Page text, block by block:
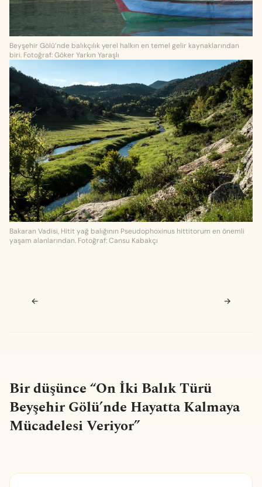
Beyşehir Gölü’nde balıkçılık yerel halkın en temel gelir kaynaklarından
biri. Fotoğraf: Göker Yarkın Yaraşlı
Bakaran Vadisi, Hitit yağ balığının Pseudophoxinus hittitorum en önemli
yaşam alanlarından. Fotoğraf: Cansu Kabakçı
Navigasyon sonrası
← →
Bir düşünce “On İki Balık Türü
Beyşehir Gölü’nde Hayatta Kalmaya
Mücadelesi Veriyor”